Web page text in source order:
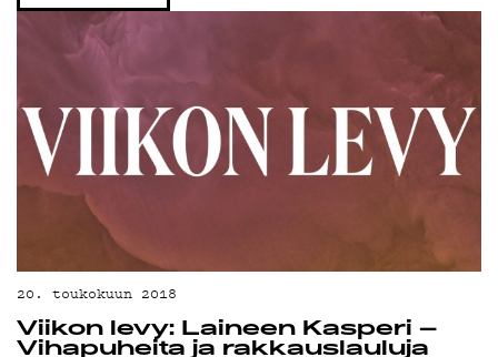
KIRJAUDU SISÄÄN
20. toukokuun 2018
Viikon levy: Laineen Kasperi –
Vihapuheita ja rakkauslauluja